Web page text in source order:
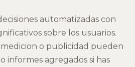
automatizadas con
sobre los usuarios.
o publicidad pueden
informes agregados si has